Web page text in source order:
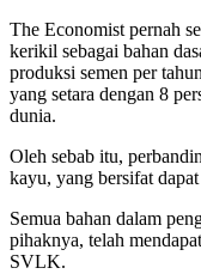
The Economist pernah
kerikil sebagai bahan
produksi semen per
yang setara dengan 8
dunia.
Oleh sebab itu,
kayu, yang bersifat
Semua bahan dalam
pihaknya, telah
SVLK.